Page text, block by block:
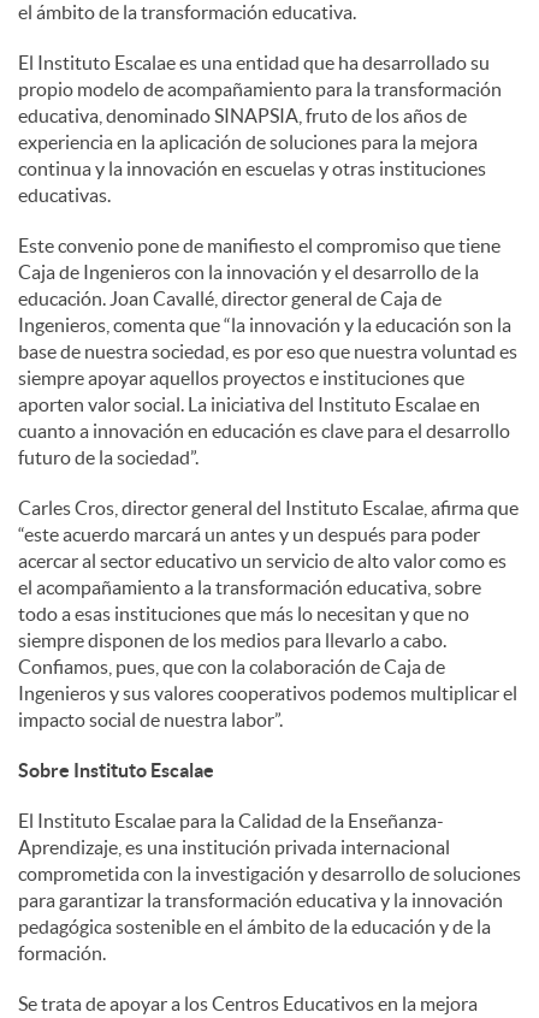
el ámbito de la transformación educativa.
El Instituto Escalae es una entidad que ha desarrollado su
propio modelo de acompañamiento para la transformación
educativa, denominado SINAPSIA, fruto de los años de
experiencia en la aplicación de soluciones para la mejora
continua y la innovación en escuelas y otras instituciones
educativas.
Este convenio pone de manifiesto el compromiso que tiene
Caja de Ingenieros con la innovación y el desarrollo de la
educación. Joan Cavallé, director general de Caja de
Ingenieros, comenta que “la innovación y la educación son la
base de nuestra sociedad, es por eso que nuestra voluntad es
siempre apoyar aquellos proyectos e instituciones que
aporten valor social. La iniciativa del Instituto Escalae en
cuanto a innovación en educación es clave para el desarrollo
futuro de la sociedad”.
Carles Cros, director general del Instituto Escalae, afirma que
“este acuerdo marcará un antes y un después para poder
acercar al sector educativo un servicio de alto valor como es
el acompañamiento a la transformación educativa, sobre
todo a esas instituciones que más lo necesitan y que no
siempre disponen de los medios para llevarlo a cabo.
Confiamos, pues, que con la colaboración de Caja de
Ingenieros y sus valores cooperativos podemos multiplicar el
impacto social de nuestra labor”.
Sobre Instituto Escalae
El Instituto Escalae para la Calidad de la Enseñanza-
Aprendizaje, es una institución privada internacional
comprometida con la investigación y desarrollo de soluciones
para garantizar la transformación educativa y la innovación
pedagógica sostenible en el ámbito de la educación y de la
formación.
Se trata de apoyar a los Centros Educativos en la mejora